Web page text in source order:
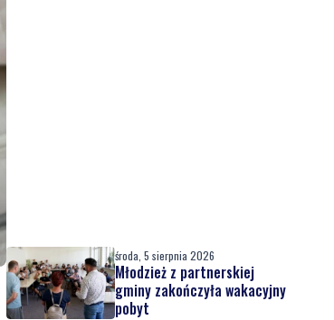
środa, 5 sierpnia 2026
Młodzież z partnerskiej
gminy zakończyła wakacyjny
pobyt